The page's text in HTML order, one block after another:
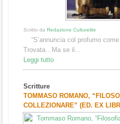
Scritto da Redazione Culturelite
“S’annuncia col profumo
Trovata…Ma se il...
Leggi tutto
Scritture
TOMMASO ROMANO,
COLLEZIONARE” (ED. EX